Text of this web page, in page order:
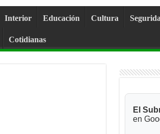
Interior Educación Cultura
Cotidianas
El
en